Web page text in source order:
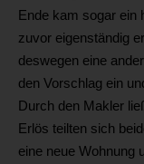
Ende kam sogar ein
zuvor eigenständig
deswegen eine
den Vorschlag ein
Durch den Makler
Erlös teilten sich
eine neue Wohnung